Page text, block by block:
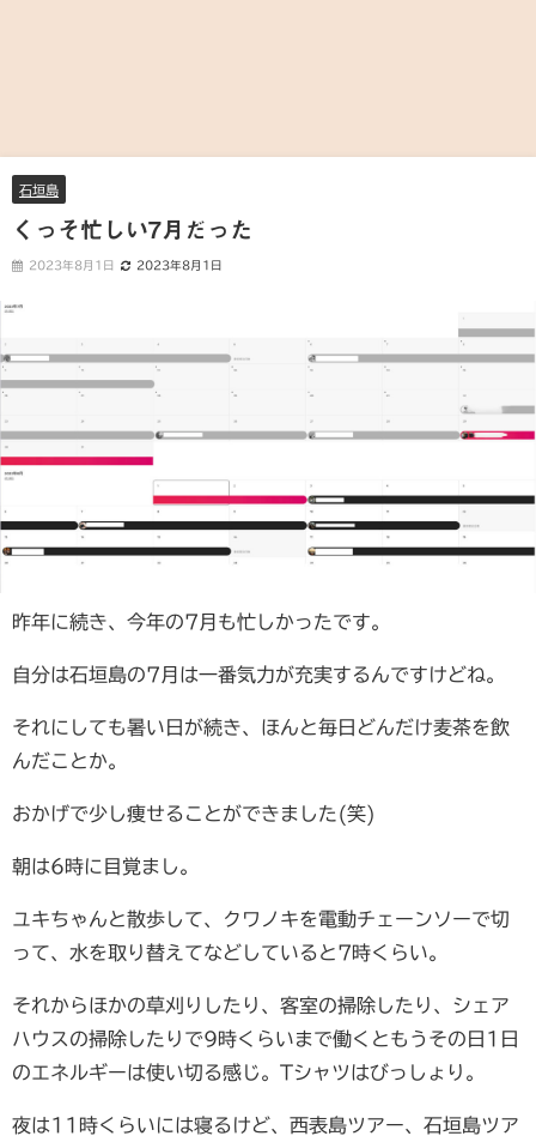
石垣島
くっそ忙しい7月だった
2023年8月1日 2023年8月1日
昨年に続き、今年の7月も忙しかったです。
自分は石垣島の7月は一番気力が充実するんですけどね。
それにしても暑い日が続き、ほんと毎日どんだけ麦茶を飲
んだことか。
おかげで少し痩せることができました(笑)
朝は6時に目覚まし。
ユキちゃんと散歩して、クワノキを電動チェーンソーで切
って、水を取り替えてなどしていると7時くらい。
それからほかの草刈りしたり、客室の掃除したり、シェア
ハウスの掃除したりで9時くらいまで働くともうその日1日
のエネルギーは使い切る感じ。Tシャツはびっしょり。
夜は11時くらいには寝るけど、西表島ツアー、石垣島ツア